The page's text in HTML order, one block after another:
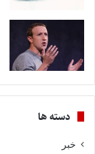
دسته ها
خبر